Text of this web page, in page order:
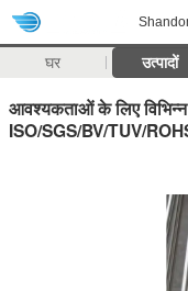
घर उत्पादों
आवश्यकताओं के लिए
ISO/SGS/BV/TUV/